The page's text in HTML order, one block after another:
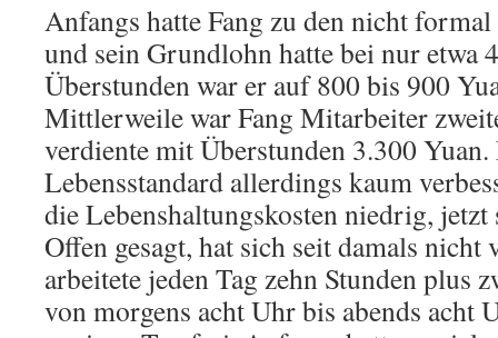
Anfangs hatte Fang zu den nicht
und sein Grundlohn hatte bei nur etwa
Überstunden war er auf 800 bis 900
Mittlerweile war Fang Mitarbeiter
verdiente mit Überstunden 3.300
Lebensstandard allerdings kaum
die Lebenshaltungskosten niedrig, jetzt
Offen gesagt, hat sich seit damals nicht
arbeitete jeden Tag zehn Stunden plus
von morgens acht Uhr bis abends acht